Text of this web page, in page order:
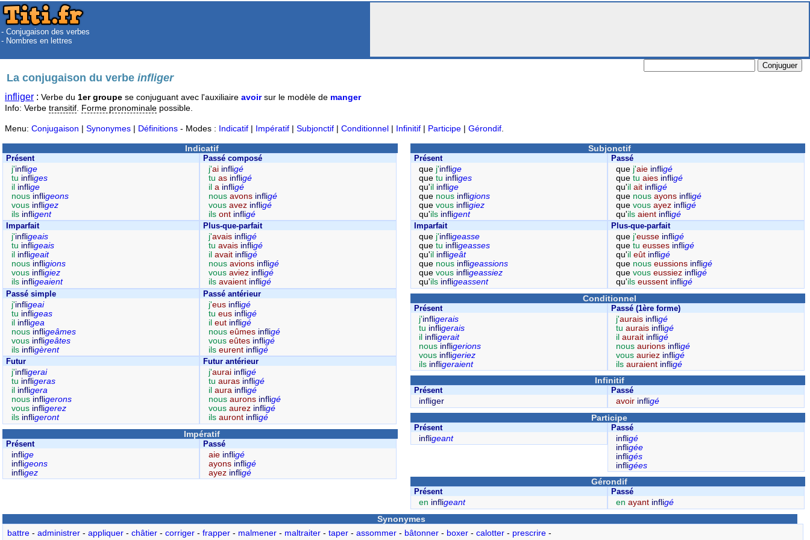
- Conjugaison des verbes
- Nombres en lettres
La conjugaison du verbeinfliger
infliger : Verbe du 1er groupe se conjuguant avec l'auxiliaire avoirsur le modèle de manger
Info: Verbe transitif Forme pronominale possible.
Menu: Conjugaison | Synonymes | Définitions - Modes : Indicatif | Impératif | Subjonctif | Conditionnel | Infinitif | Participe | Gérondif
Indicatif
Présent
j'inflige
tu infliges
il inflige
nous infligeons
vous infligez
ils infligent
Passé composé
j'ai infligé
tu as infligé
il a infligé
nous avons infligé
vous avez infligé
ils ont infligé
Imparfait
j'infligeais
tu infligeais
il infligeait
nous infligions
vous infligiez
ils infligeaient
Plus-que-parfait
j'avais infligé
tu avais infligé
il avait infligé
nous avions infligé
vous aviez infligé
ils avaient infligé
Passé simple
j'infligeai
tu infligeas
il infligea
nous infligeâmes
vous infligeâtes
ils infligèrent
Passé antérieur
j'eus infligé
tu eus infligé
il eut infligé
nous eûmes infligé
vous eûtes infligé
ils eurent infligé
Futur
j'infligerai
tu infligeras
il infligera
nous infligerons
vous infligerez
ils infligeront
Futur antérieur
j'aurai infligé
tu auras infligé
il aura infligé
nous aurons infligé
vous aurez infligé
ils auront infligé
Impératif
Présent
inflige
infligeons
infligez
Passé
aie infligé
ayons infligé
ayez infligé
Subjonctif
Présent
que j'inflige
quetu infliges
qu'il inflige
que nous infligions
quevous infligiez
qu'ils infligent
Passé
que j'aie infligé
quetuaies infligé
qu'ilait infligé
que nousayons infligé
quevousayez infligé
qu'ilsaient infligé
Imparfait
que j'infligeasse
quetu infligeasses
qu'il infligeât
que nous infligeassions
quevous infligeassiez
qu'ils infligeassent
Plus-que-parfait
que j'eusse infligé
quetueusses infligé
qu'ileût infligé
que nouseussions infligé
quevouseussiez infligé
qu'ilseussent infligé
Conditionnel
Présent
j'infligerais
tu infligerais
il infligerait
nous infligerions
vous infligeriez
ils infligeraient
Passé (1ère forme)
j'aurais infligé
tuaurais infligé
ilaurait infligé
nousaurions infligé
vousauriez infligé
ilsauraient infligé
Infinitif
Présent
infliger
Passé
avoir infligé
Participe
Présent
infligeant
Passé
infligé
infligée
infligés
infligées
Gérondif
Présent
en infligeant
Passé
enayant infligé
Synonymes
battre- administrer- appliquer- châtier- corriger- frapper- malmener- maltraiter- taper- assommer- bâtonner- boxer- calotter- prescrire-